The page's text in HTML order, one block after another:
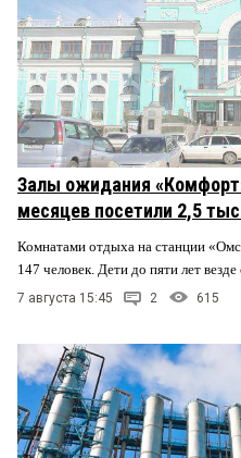
Залы ожидания
месяцев посетили 2,5
Комнатами отдыха на станции
147 человек. Дети до пяти лет
7 августа 15:45 2 615